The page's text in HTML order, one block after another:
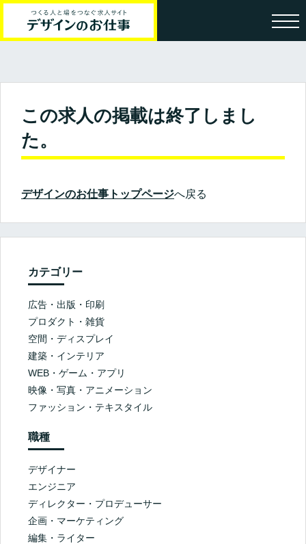
この求人の掲載は終了しまし
た。
デザインのお仕事トップページへ戻る
カテゴリー
広告・出版・印刷
プロダクト・雑貨
空間・ディスプレイ
建築・インテリア
WEB・ゲーム・アプリ
映像・写真・アニメーション
ファッション・テキスタイル
職種
デザイナー
エンジニア
ディレクター・プロデューサー
企画・マーケティング
編集・ライター